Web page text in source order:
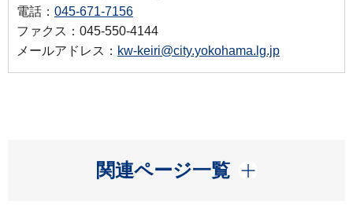
電話： 045-671-7156
ファクス：045-550-4144
メールアドレス： kw-keiri@city.yokohama.lg.jp
関連ページ一覧
開く